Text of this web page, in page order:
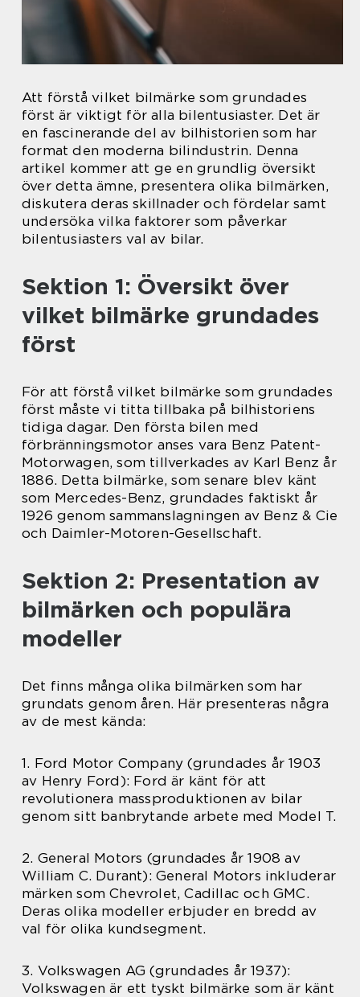
Att förstå vilket bilmärke som grundades
först är viktigt för alla bilentusiaster. Det är
en fascinerande del av bilhistorien som har
format den moderna bilindustrin. Denna
artikel kommer att ge en grundlig översikt
över detta ämne, presentera olika bilmärken,
diskutera deras skillnader och fördelar samt
undersöka vilka faktorer som påverkar
bilentusiasters val av bilar.
Sektion 1: Översikt över
vilket bilmärke grundades
först
För att förstå vilket bilmärke som grundades
först måste vi titta tillbaka på bilhistoriens
tidiga dagar. Den första bilen med
förbränningsmotor anses vara Benz Patent-
Motorwagen, som tillverkades av Karl Benz år
1886. Detta bilmärke, som senare blev känt
som Mercedes-Benz, grundades faktiskt år
1926 genom sammanslagningen av Benz & Cie
och Daimler-Motoren-Gesellschaft.
Sektion 2: Presentation av
bilmärken och populära
modeller
Det finns många olika bilmärken som har
grundats genom åren. Här presenteras några
av de mest kända:
1. Ford Motor Company (grundades år 1903
av Henry Ford): Ford är känt för att
revolutionera massproduktionen av bilar
genom sitt banbrytande arbete med Model T.
2. General Motors (grundades år 1908 av
William C. Durant): General Motors inkluderar
märken som Chevrolet, Cadillac och GMC.
Deras olika modeller erbjuder en bredd av
val för olika kundsegment.
3. Volkswagen AG (grundades år 1937):
Volkswagen är ett tyskt bilmärke som är känt